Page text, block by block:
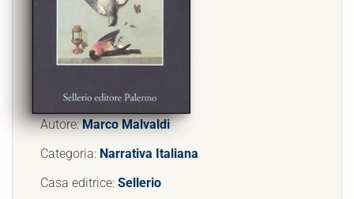
Autore:Marco Malvaldi
Categoria: Narrativa Italiana
Casa editrice: Sellerio